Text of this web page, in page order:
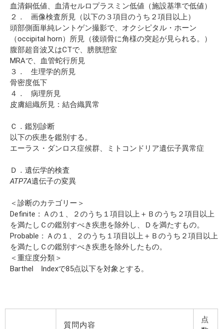
血清銅低値、血清セルロプラスミン低値（施設基準で低値）
２． 画像検査所見（以下の３項目のうち２項目以上）
頭部側面単純レントゲン撮影で、オクシピタル・ホーン
（occipital horn）所見（後頭骨に角様の突起が見られる。）
腹部超音波又はCTで、膀胱憩室
MRAで、血管蛇行所見
３． 生理学的所見
骨密度低下
４． 病理所見
皮膚組織所見：結合織異常
Ｃ．鑑別診断
以下の疾患を鑑別する。
エーラス・ダンロス症候群、ミトコンドリア遺伝子異常症
Ｄ．遺伝学的検査
ATP7A遺伝子の変異
＜診断のカテゴリー＞
Definite：Ａの１、２のうち１項目以上＋Ｂのうち２項目以上
を満たしＣの鑑別すべき疾患を除外し、Ｄを満たすもの。
Probable：Ａの１、２のうち１項目以上＋Ｂのうち２項目以上
を満たしＣの鑑別すべき疾患を除外したもの。
＜重症度分類＞
Barthel Indexで85点以下を対象とする。
質問内容
点